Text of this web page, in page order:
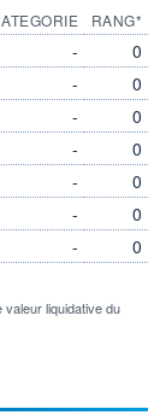
-
-
-
-
-
-
-
RANG*
0
0
0
0
0
0
0
liquidative du